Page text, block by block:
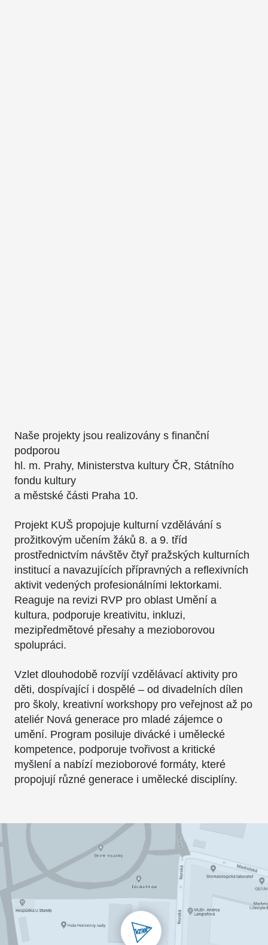
Naše projekty jsou realizovány s finanční
podporou
hl. m. Prahy, Ministerstva kultury ČR, Státního
fondu kultury
a městské části Praha 10.
Projekt KUŠ propojuje kulturní vzdělávání s
prožitkovým učením žáků 8. a 9. tříd
prostřednictvím návštěv čtyř pražských kulturních
institucí a navazujících přípravných a reflexivních
aktivit vedených profesionálními lektorkami.
Reaguje na revizi RVP pro oblast Umění a
kultura, podporuje kreativitu, inkluzi,
mezipředmětové přesahy a mezioborovou
spolupráci.
Vzlet dlouhodobě rozvíjí vzdělávací aktivity pro
děti, dospívající i dospělé – od divadelních dílen
pro školy, kreativní workshopy pro veřejnost až po
ateliér Nová generace pro mladé zájemce o
umění. Program posiluje divácké i umělecké
kompetence, podporuje tvořivost a kritické
myšlení a nabízí mezioborové formáty, které
propojují různé generace i umělecké disciplíny.